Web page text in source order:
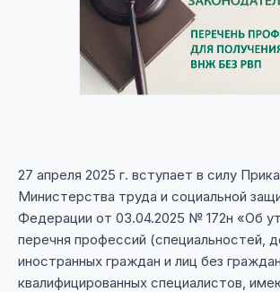
27 апреля 2025 г. вступает в силу
Министерства труда и социальной
Федерации от 03.04.2025 № 172н «Об
перечня профессий (специальностей,
иностранных граждан и лиц без
квалифицированных специалистов,